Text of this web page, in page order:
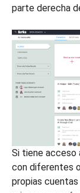
parte derecha
Si tiene acceso
con diferentes
propias